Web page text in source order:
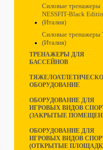
Силовые тренажеры
NESSFIT-Black
(Италия)
Силовые тренажеры
(Италия)
ТРЕНАЖЕРЫ ДЛЯ
БАССЕЙНОВ
ОБОРУДОВАНИЕ
ОБОРУДОВАНИЕ ДЛЯ
ИГРОВЫХ ВИДОВ
(ЗАКРЫТЫЕ
ОБОРУДОВАНИЕ ДЛЯ
ИГРОВЫХ ВИДОВ
(ОТКРЫТЫЕ